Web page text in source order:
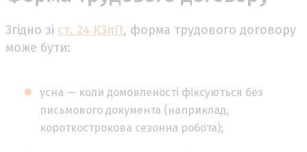
Згідно зі ст. 24 КЗпП, форма трудового договору
може бути:
усна — коли домовленості фіксуються без
письмового документа (наприклад,
короткострокова сезонна робота);